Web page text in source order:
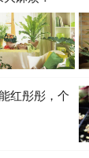
红彤彤，个